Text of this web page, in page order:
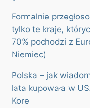
Formalnie
tylko te kraje,
70% pochodzi z
Niemiec)
Polska – jak
lata kupowała w
Korei